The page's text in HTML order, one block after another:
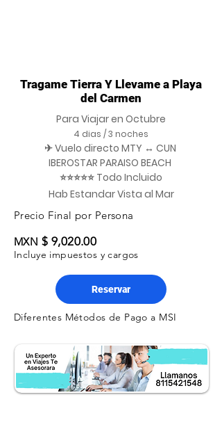
Tragame Tierra Y Llevame a Playa
del Carmen
Para Viajar en Octubre
4 dias / 3 noches
✈ Vuelo directo MTY ↔ CUN
IBEROSTAR PARAISO BEACH
⭐⭐⭐⭐⭐ Todo Incluido
Hab Estandar Vista al Mar
Precio Final por Persona
MXN $ 9,020.00
Incluye impuestos y cargos
Reservar
Diferentes Métodos de Pago a MSI